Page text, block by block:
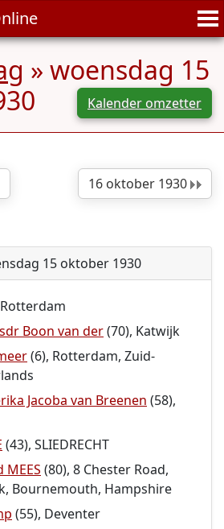
» woensdag 15
Kalender omzetter
16 oktober 1930
15 oktober 1930
Boon van der(70), Katwijk
(6), Rotterdam, Zuid-
Jacoba van Breenen (58),
(43), SLIEDRECHT
MEES (80), 8 Chester Road,
Bournemouth, Hampshire
(55), Deventer